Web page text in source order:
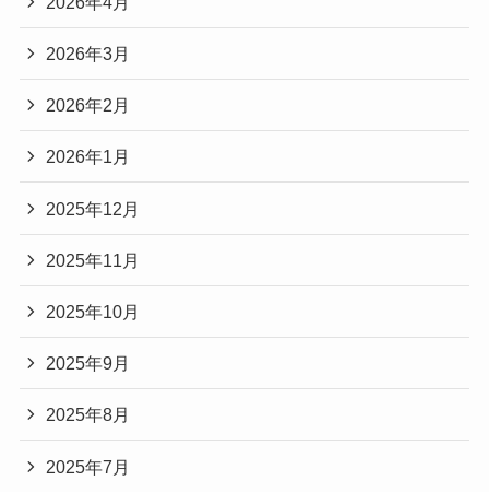
2026年3月
2026年2月
2026年1月
2025年12月
2025年11月
2025年10月
2025年9月
2025年8月
2025年7月